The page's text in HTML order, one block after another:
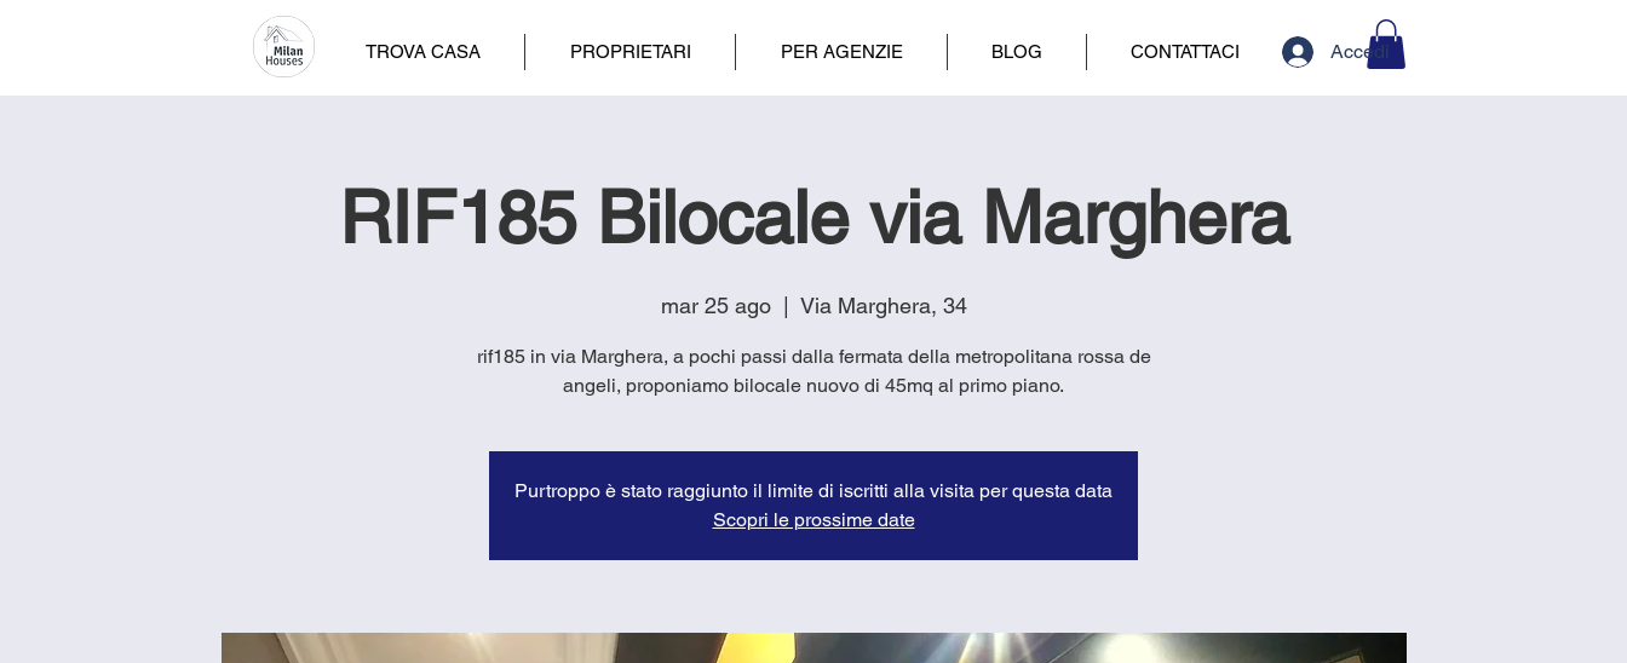
TROVA CASA PROPRIETARI PER AGENZIE BLOG CONTATTACI Accedi
RIF185 Bilocale via Marghera
mar 25 ago
  |
Via Marghera, 34
rif185 in via Marghera, a pochi passi dalla fermata della metropolitana rossa de
angeli, proponiamo bilocale nuovo di 45mq al primo piano.
Purtroppo è stato raggiunto il limite di iscritti alla visita per questa data
Scopri le prossime date